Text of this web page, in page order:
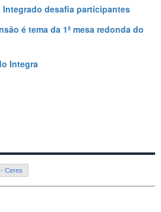
desafia participantes
é tema da 1ª mesa redonda do
Integra
Ceres